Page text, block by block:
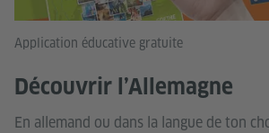
Application éducative gratuite
Découvrir l’Allemagne
En allemand ou dans la langue de ton